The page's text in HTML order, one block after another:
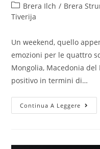
Brera Ilch / Brera
Tiverija
Un weekend, quello
emozioni per le quattro
Mongolia, Macedonia
positivo in termini di…
Continua A Leggere